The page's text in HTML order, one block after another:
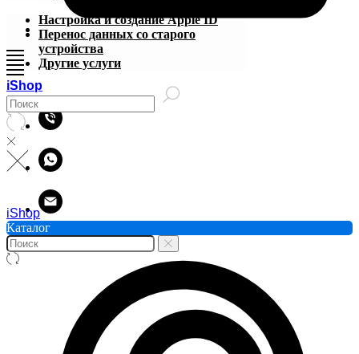
iShop
Настройка и создание Apple ID
Перенос данных со старого
устройства
Другие услуги
iShop
Каталог